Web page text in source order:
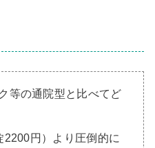
等の通院型と比べてど
円）より圧倒的に